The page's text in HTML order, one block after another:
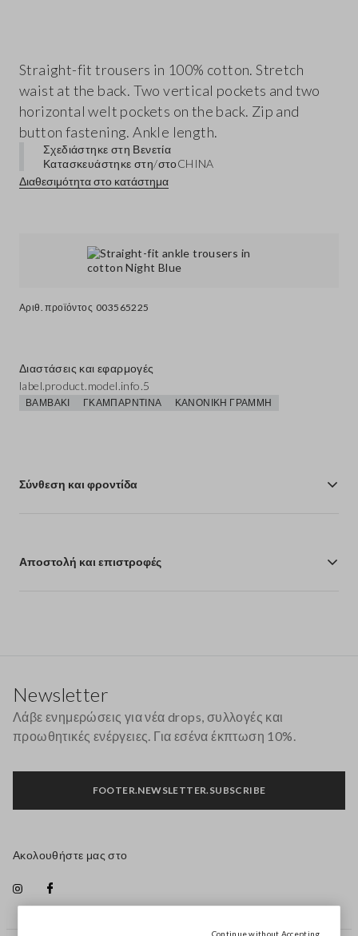
Αριθ. προϊόντος 003565225
Straight-fit trousers in 100% cotton. Stretch
waist at the back. Two vertical pockets and two
horizontal welt pockets on the back. Zip and
button fastening. Ankle length.
Σχεδιάστηκε στη Βενετία
Κατασκευάστηκε στη/στοCHINA
Διαθεσιμότητα στο κατάστημα
Διαστάσεις και εφαρμογές
label.product.model.info.5
ΒΑΜΒΆΚΙ ΓΚΑΜΠΑΡΝΤΊΝΑ ΚΑΝΟΝΙΚΉ ΓΡΑΜΜΉ
Σύνθεση και φροντίδα
Αποστολή και επιστροφές
Newsletter
Λάβε ενημερώσεις για νέα drops, συλλογές και
προωθητικές ενέργειες. Για εσένα έκπτωση 10%.
FOOTER.NEWSLETTER.SUBSCRIBE
Ακολουθήστε μας στο
Continue without Accepting